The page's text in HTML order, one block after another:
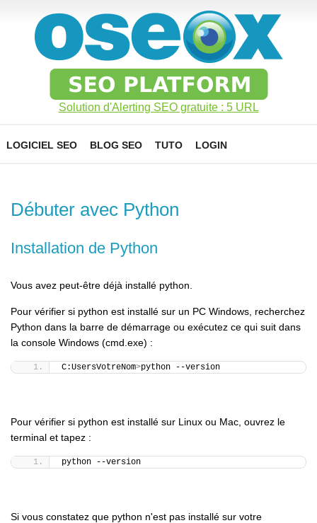
Solution d'Alerting SEO gratuite : 5 URL
LOGICIEL SEO BLOG SEO TUTO LOGIN
Débuter avec Python
Installation de Python
Vous avez peut-être déjà installé python.
Pour vérifier si python est installé sur un PC Windows, recherchez
Python dans la barre de démarrage ou exécutez ce qui suit dans
la console Windows (cmd.exe) :
C:UsersVotreNom>python --version
Pour vérifier si python est installé sur Linux ou Mac, ouvrez le
terminal et tapez :
python --version
Si vous constatez que python n'est pas installé sur votre